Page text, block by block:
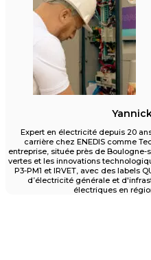
Expert en électricité depuis 20
carrière chez ENEDIS comme
entreprise, située près de
vertes et les innovations
P3-PM1 et IRVET, avec des labels
d’électricité générale et
électriques en